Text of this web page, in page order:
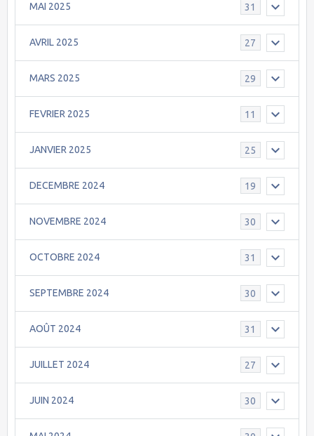
MAI 2025 31
AVRIL 2025 27
MARS 2025 29
FEVRIER 2025 11
JANVIER 2025 25
DECEMBRE 2024 19
NOVEMBRE 2024 30
OCTOBRE 2024 31
SEPTEMBRE 2024 30
AOÛT 2024 31
JUILLET 2024 27
JUIN 2024 30